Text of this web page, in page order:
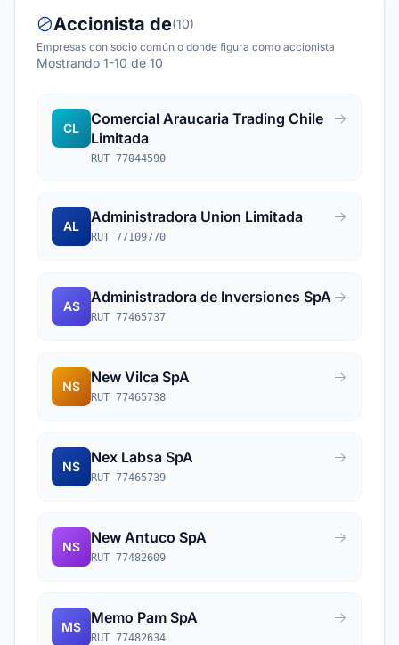
Accionista de(10)
Empresas con socio común o donde figura como accionista
Mostrando 1-10 de 10
CL
Comercial Araucaria Trading Chile
Limitada
RUT 77044590
AL
Administradora Union Limitada
RUT 77109770
AS
Administradora de Inversiones SpA
RUT 77465737
NS
New Vilca SpA
RUT 77465738
NS
Nex Labsa SpA
RUT 77465739
NS
New Antuco SpA
RUT 77482609
MS
Memo Pam SpA
RUT 77482634